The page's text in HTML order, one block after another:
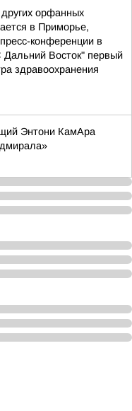
орфанных
в Приморье,
конференции в
Восток" первый
здравоохранения
Энтони КамАра